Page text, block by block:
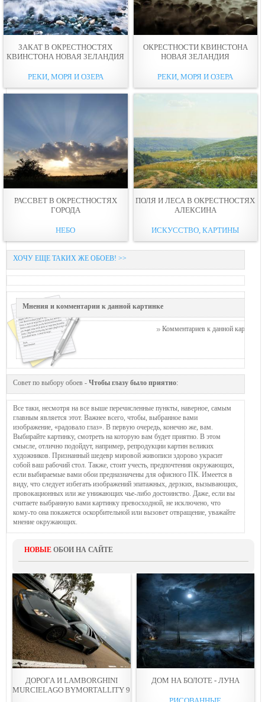
ЗАКАТ В ОКРЕСТНОСТЯХ
КВИНСТОНА НОВАЯ ЗЕЛАНДИЯ
РЕКИ, МОРЯ И ОЗЕРА
ОКРЕСТНОСТИ КВИНСТОНА
НОВАЯ ЗЕЛАНДИЯ
РЕКИ, МОРЯ И ОЗЕРА
РАССВЕТ В ОКРЕСТНОСТЯХ
ГОРОДА
НЕБО
ПОЛЯ И ЛЕСА В ОКРЕСТНОСТЯХ
АЛЕКСИНА
ИСКУССТВО, КАРТИНЫ
ХОЧУ ЕЩЕ ТАКИХ ЖЕ ОБОЕВ! >>
Мнения и комментарии к данной картинке
Комментариев к данной картинке
Совет по выбору обоев - Чтобы глазу было приятно:
Все таки, несмотря на все выше перечисленные пункты, наверное, самым
главным является этот. Важнее всего, чтобы, выбранное вами
изображение, «радовало глаз». В первую очередь, конечно же, вам.
Выбирайте картинку, смотреть на которую вам будет приятно. В этом
смысле, отлично подойдут, например, репродукции картин великих
художников. Признанный шедевр мировой живописи здорово украсит
собой ваш рабочий стол. Также, стоит учесть, предпочтения окружающих,
если выбираемые вами обои предназначены для офисного ПК. Имеется в
виду, что следует избегать изображений эпатажных, дерзких, вызывающих,
провокационных или же унижающих чье-либо достоинство. Даже, если вы
считаете выбранную вами картинку превосходной, не исключено, что
кому-то она покажется оскорбительной или вызовет отвращение, уважайте
мнение окружающих.
НОВЫЕ ОБОИ НА САЙТЕ
ДОРОГА И LAMBORGHINI
MURCIELAGO BYMORTALLITY 9
ДОМ НА БОЛОТЕ - ЛУНА